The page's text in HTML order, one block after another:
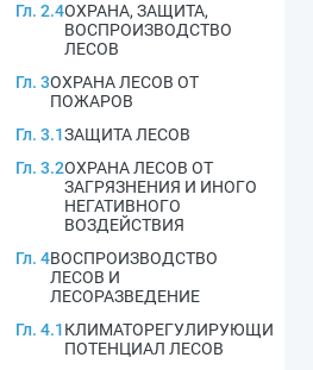
Гл. 2.4ОХРАНА, ЗАЩИТА,
ВОСПРОИЗВОДСТВО
ЛЕСОВ
Гл. 3ОХРАНА ЛЕСОВ ОТ
ПОЖАРОВ
Гл. 3.1ЗАЩИТА ЛЕСОВ
Гл. 3.2ОХРАНА ЛЕСОВ ОТ
ЗАГРЯЗНЕНИЯ И ИНОГО
НЕГАТИВНОГО
ВОЗДЕЙСТВИЯ
Гл. 4ВОСПРОИЗВОДСТВО
ЛЕСОВ И
ЛЕСОРАЗВЕДЕНИЕ
Гл. 4.1КЛИМАТОРЕГУЛИРУЮЩИЙ
ПОТЕНЦИАЛ ЛЕСОВ